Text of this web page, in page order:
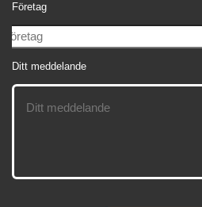
Företag
Ditt meddelande